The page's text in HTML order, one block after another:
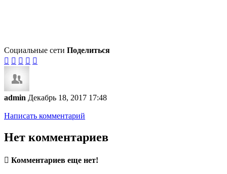
Социальные сети Поделиться
    
admin Декабрь 18, 2017 17:48
Написать комментарий
Нет комментариев
 Комментариев еще нет!